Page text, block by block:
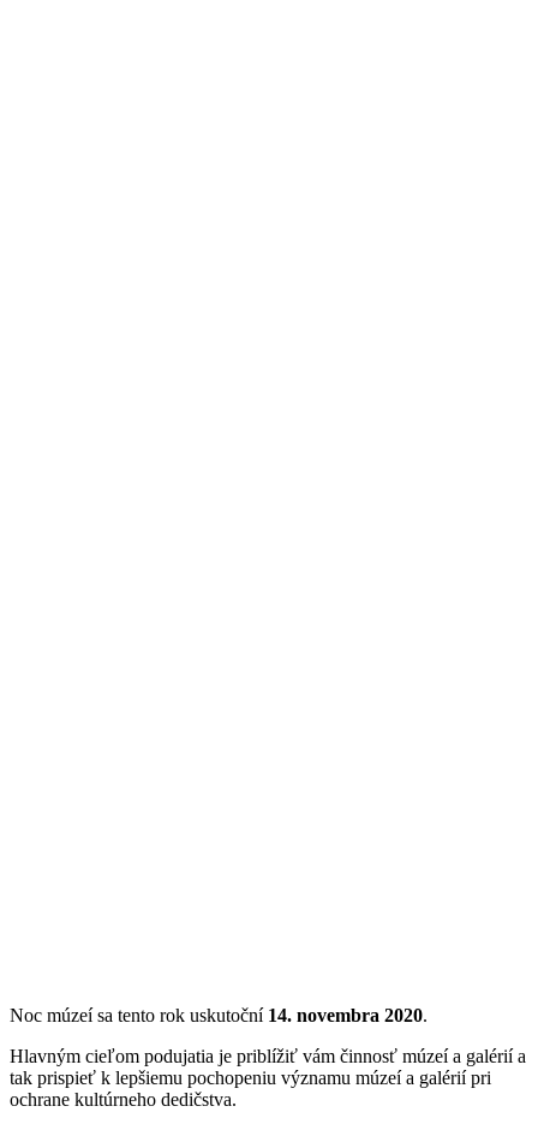
Noc múzeí sa tento rok uskutoční 14. novembra 2020.
Hlavným cieľom podujatia je priblížiť vám činnosť múzeí a galérií a
tak prispieť k lepšiemu pochopeniu významu múzeí a galérií pri
ochrane kultúrneho dedičstva.